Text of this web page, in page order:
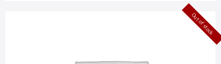
Out of stock